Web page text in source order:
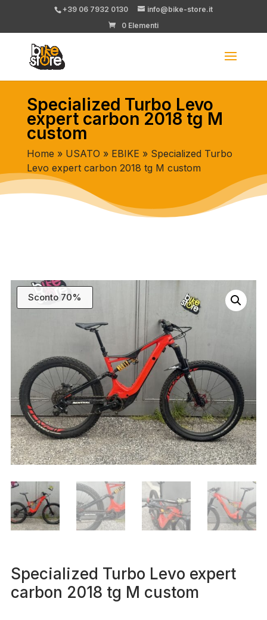
+39 06 7932 0130
info@bike-store.it
0 Elementi
Specialized Turbo Levo
expert carbon 2018 tg M
custom
Home » USATO » EBIKE » Specialized Turbo
Levo expert carbon 2018 tg M custom
Sconto 70%
Specialized Turbo Levo expert
carbon 2018 tg M custom